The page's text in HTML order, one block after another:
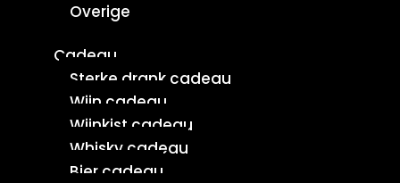
Overige
Cadeau
Sterke drank cadeau
Wijn cadeau
Wijnkist cadeau
Whisky cadeau
Bier cadeau